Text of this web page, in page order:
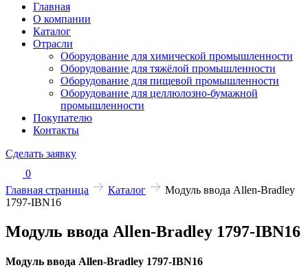
Главная
О компании
Каталог
Отрасли
Оборудование для химической промышленности
Оборудование для тяжёлой промышленности
Оборудование для пищевой промышленности
Оборудование для целлюлозно-бумажной
промышленности
Покупателю
Контакты
Сделать заявку
0
Главная страница
Каталог
Модуль ввода Allen-Bradley
1797-IBN16
Модуль ввода Allen-Bradley 1797-IBN16
Модуль ввода Allen-Bradley 1797-IBN16